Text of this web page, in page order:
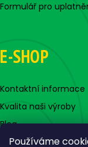
Používáme
Formulář pro
E-SHOP
Kontaktní informace
Kvalita naši výroby
Blog